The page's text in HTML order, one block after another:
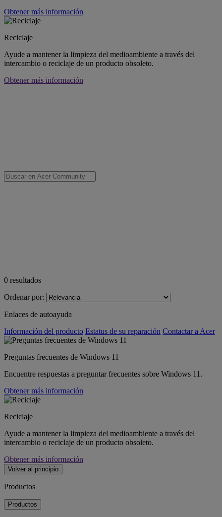
Obtener más información
Reciclaje
Ayude a mantener la limpieza del medioambiente a través del
intercambio o reciclaje de un producto obsoleto.
Obtener más información
0 resultados
Ordenar por:
Enlaces de autoayuda
Información del producto Estatus de su reparación Contactar a Acer
Preguntas frecuentes de Windows 11
Encuentre respuestas a preguntar frecuentes sobre Windows 11.
Obtener más información
Reciclaje
Ayude a mantener la limpieza del medioambiente a través del
intercambio o reciclaje de un producto obsoleto.
Obtener más información
Volver al principio
Productos
Productos